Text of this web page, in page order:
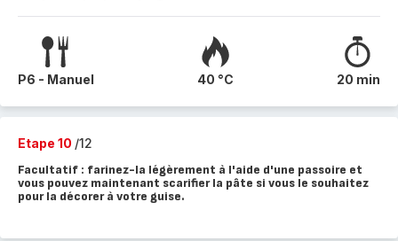
P6 - Manuel 40 °C 20 min
Etape 10 /12
Facultatif : farinez-la légèrement à l'aide d'une passoire et
vous pouvez maintenant scarifier la pâte si vous le souhaitez
pour la décorer à votre guise.